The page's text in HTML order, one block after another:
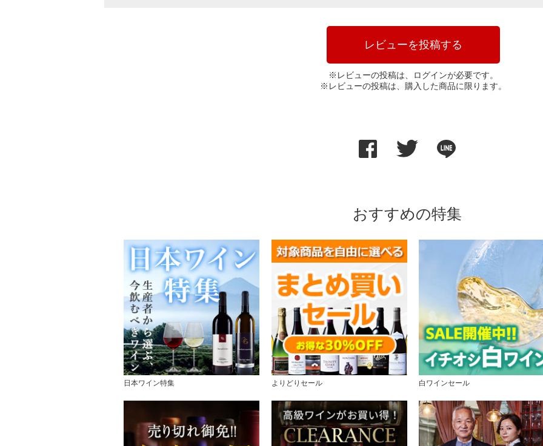
レビューを投稿する
※レビューの投稿は、ログインが必要です。
※レビューの投稿は、購入した商品に限ります。
おすすめの特集
日本ワイン特集 よりどりセール 白ワインセール